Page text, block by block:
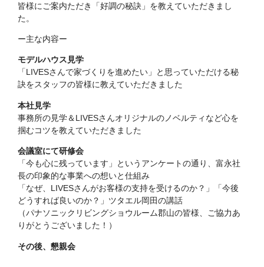
皆様にご案内ただき「好調の秘訣」を教えていただきまし
た。
ー主な内容ー
モデルハウス見学
「LIVESさんで家づくりを進めたい」と思っていただける秘
訣をスタッフの皆様に教えていただきました
本社見学
事務所の見学＆LIVESさんオリジナルのノベルティなど心を
掴むコツを教えていただきました
会議室にて研修会
「今も心に残っています」というアンケートの通り、富永社
長の印象的な事業への想いと仕組み
「なぜ、LIVESさんがお客様の支持を受けるのか？」「今後
どうすれば良いのか？」ツタエル岡田の講話
（パナソニックリビングショウルーム郡山の皆様、ご協力あ
りがとうございました！）
その後、懇親会